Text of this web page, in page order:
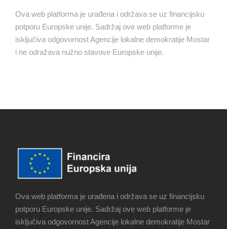
Ova web platforma je urađena i održava se uz financijsku
potporu Europske unije. Sadržaj ove web platforme je
isključiva odgovornost Agencije lokalne demokratije Mostar
i ne odražava nužno stavove Europske unije.
Ova web platforma je urađena i održava se uz financijsku
potporu Europske unije. Sadržaj ove web platforme je
isključiva odgovornost Agencije lokalne demokratije Mostar